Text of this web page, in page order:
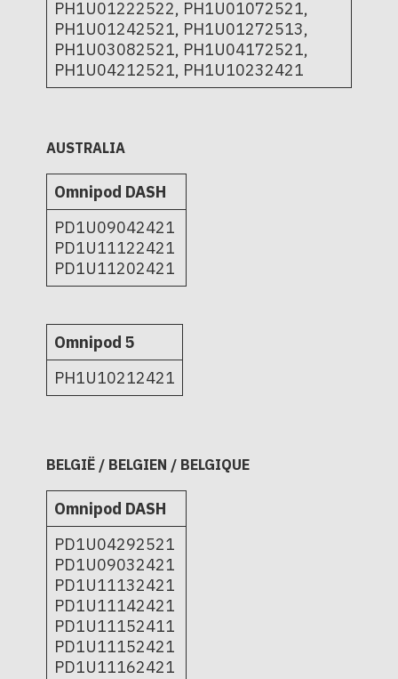
PH1U01222522, PH1U01072521,
PH1U01242521, PH1U01272513,
PH1U03082521, PH1U04172521,
PH1U04212521, PH1U10232421
AUSTRALIA
Omnipod DASH
PD1U09042421
PD1U11122421
PD1U11202421
Omnipod 5
PH1U10212421
BELGIË / BELGIEN / BELGIQUE
Omnipod DASH
PD1U04292521
PD1U09032421
PD1U11132421
PD1U11142421
PD1U11152411
PD1U11152421
PD1U11162421